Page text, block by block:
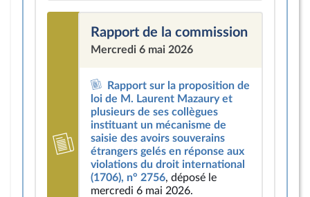
Rapport de la commission
Mercredi 6 mai 2026
Rapport sur la proposition de
loi de M. Laurent Mazaury et
plusieurs de ses collègues
instituant un mécanisme de
saisie des avoirs souverains
étrangers gelés en réponse aux
violations du droit international
(1706), n° 2756, déposé le
mercredi 6 mai 2026.